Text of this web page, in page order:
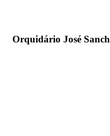
Orquidário José